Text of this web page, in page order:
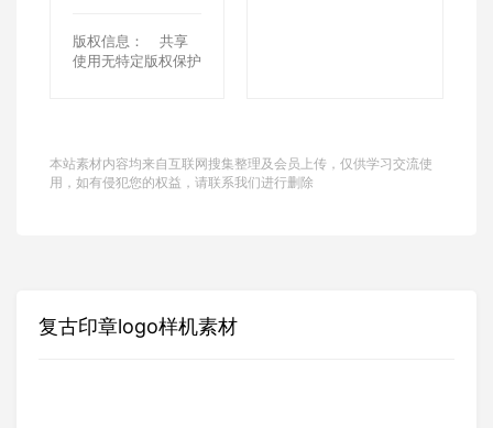
版权信息：
共享
使用无特定版权保护
本站素材内容均来自互联网搜集整理及会员上传，仅供学习交流使
用，如有侵犯您的权益，请联系我们进行删除
复古印章logo样机素材